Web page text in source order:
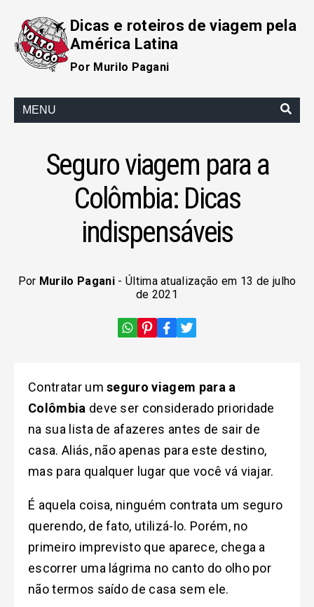
Dicas e roteiros de viagem pela
América Latina
Por Murilo Pagani
MENU
Seguro viagem para a
Colômbia: Dicas
indispensáveis
Por Murilo Pagani- Última atualização em 13 de julho
de 2021
Contratar umseguro viagem para a
Colômbia deve ser considerado prioridade
na sua lista de afazeres antes de sair de
casa. Aliás, não apenas para este destino,
mas para qualquer lugar que você vá viajar.
É aquela coisa, ninguém contrata um seguro
querendo, de fato, utilizá-lo. Porém, no
primeiro imprevisto que aparece, chega a
escorrer uma lágrima no canto do olho por
não termos saído de casa sem ele.